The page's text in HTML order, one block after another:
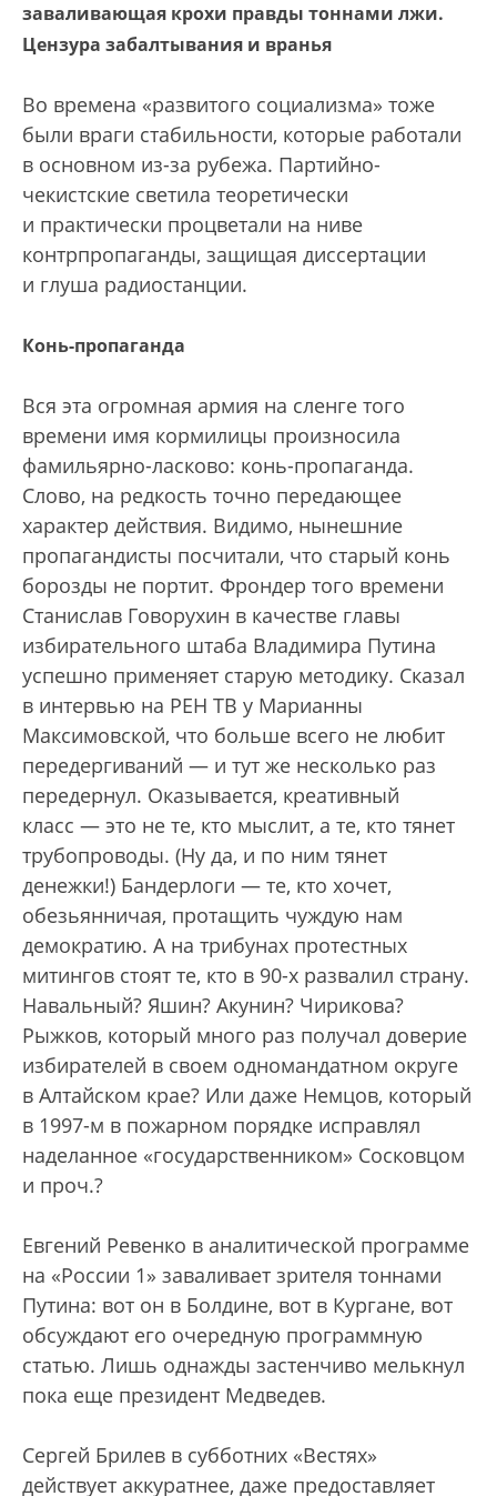
заваливающая крохи правды тоннами лжи.
Цензура забалтывания и вранья
Во времена «развитого социализма» тоже
были враги стабильности, которые работали
в основном из-за рубежа. Партийно-
чекистские светила теоретически
и практически процветали на ниве
контрпропаганды, защищая диссертации
и глуша радиостанции.
Конь-пропаганда
Вся эта огромная армия на сленге того
времени имя кормилицы произносила
фамильярно-ласково: конь-пропаганда.
Слово, на редкость точно передающее
характер действия. Видимо, нынешние
пропагандисты посчитали, что старый конь
борозды не портит. Фрондер того времени
Станислав Говорухин в качестве главы
избирательного штаба Владимира Путина
успешно применяет старую методику. Сказал
в интервью на РЕН ТВ у Марианны
Максимовской, что больше всего не любит
передергиваний — и тут же несколько раз
передернул. Оказывается, креативный
класс — это не те, кто мыслит, а те, кто тянет
трубопроводы. (Ну да, и по ним тянет
денежки!) Бандерлоги — те, кто хочет,
обезьянничая, протащить чуждую нам
демократию. А на трибунах протестных
митингов стоят те, кто в 90-х развалил страну.
Навальный? Яшин? Акунин? Чирикова?
Рыжков, который много раз получал доверие
избирателей в своем одномандатном округе
в Алтайском крае? Или даже Немцов, который
в 1997-м в пожарном порядке исправлял
наделанное «государственником» Сосковцом
и проч.?
Евгений Ревенко в аналитической программе
на «России 1» заваливает зрителя тоннами
Путина: вот он в Болдине, вот в Кургане, вот
обсуждают его очередную программную
статью. Лишь однажды застенчиво мелькнул
пока еще президент Медведев.
Сергей Брилев в субботних «Вестях»
действует аккуратнее, даже предоставляет